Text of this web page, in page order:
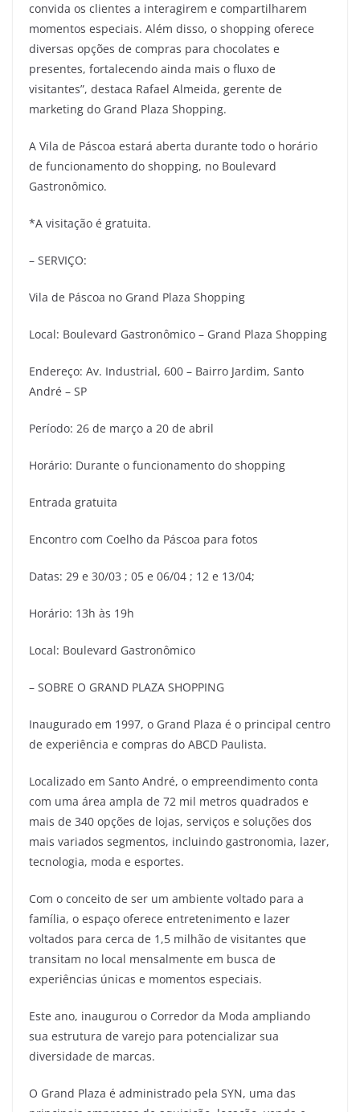
convida os clientes a interagirem e compartilharem
momentos especiais. Além disso, o shopping oferece
diversas opções de compras para chocolates e
presentes, fortalecendo ainda mais o fluxo de
visitantes”, destaca Rafael Almeida, gerente de
marketing do Grand Plaza Shopping.
A Vila de Páscoa estará aberta durante todo o horário
de funcionamento do shopping, no Boulevard
Gastronômico.
*A visitação é gratuita.
– SERVIÇO:
Vila de Páscoa no Grand Plaza Shopping
Local: Boulevard Gastronômico – Grand Plaza Shopping
Endereço: Av. Industrial, 600 – Bairro Jardim, Santo
André – SP
Período: 26 de março a 20 de abril
Horário: Durante o funcionamento do shopping
Entrada gratuita
Encontro com Coelho da Páscoa para fotos
Datas: 29 e 30/03 ; 05 e 06/04 ; 12 e 13/04;
Horário: 13h às 19h
Local: Boulevard Gastronômico
– SOBRE O GRAND PLAZA SHOPPING
Inaugurado em 1997, o Grand Plaza é o principal centro
de experiência e compras do ABCD Paulista.
Localizado em Santo André, o empreendimento conta
com uma área ampla de 72 mil metros quadrados e
mais de 340 opções de lojas, serviços e soluções dos
mais variados segmentos, incluindo gastronomia, lazer,
tecnologia, moda e esportes.
Com o conceito de ser um ambiente voltado para a
família, o espaço oferece entretenimento e lazer
voltados para cerca de 1,5 milhão de visitantes que
transitam no local mensalmente em busca de
experiências únicas e momentos especiais.
Este ano, inaugurou o Corredor da Moda ampliando
sua estrutura de varejo para potencializar sua
diversidade de marcas.
O Grand Plaza é administrado pela SYN, uma das